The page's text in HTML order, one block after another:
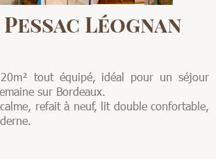
Léognan
tout équipé, idéal pour un séjour
sur Bordeaux.
refait à neuf, lit double confortable,